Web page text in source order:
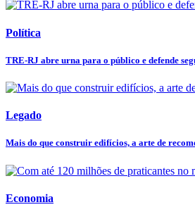
Política
TRE-RJ abre urna para o público e defende
Legado
Mais do que construir edifícios, a arte de
Economia